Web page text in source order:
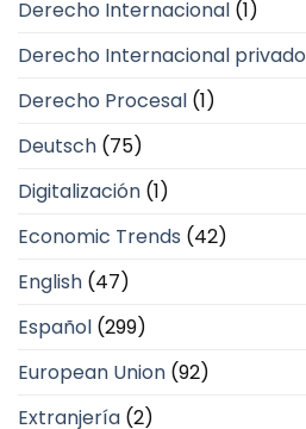
Derecho Internacional (1)
Derecho Internacional privado
Derecho Procesal (1)
Deutsch (75)
Digitalización (1)
Economic Trends (42)
English (47)
Español (299)
European Union (92)
Extranjería (2)